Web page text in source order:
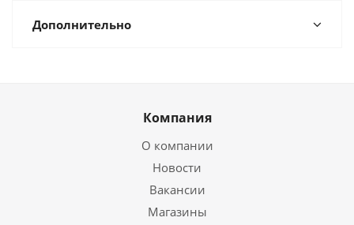
Дополнительно
Компания
О компании
Новости
Вакансии
Магазины